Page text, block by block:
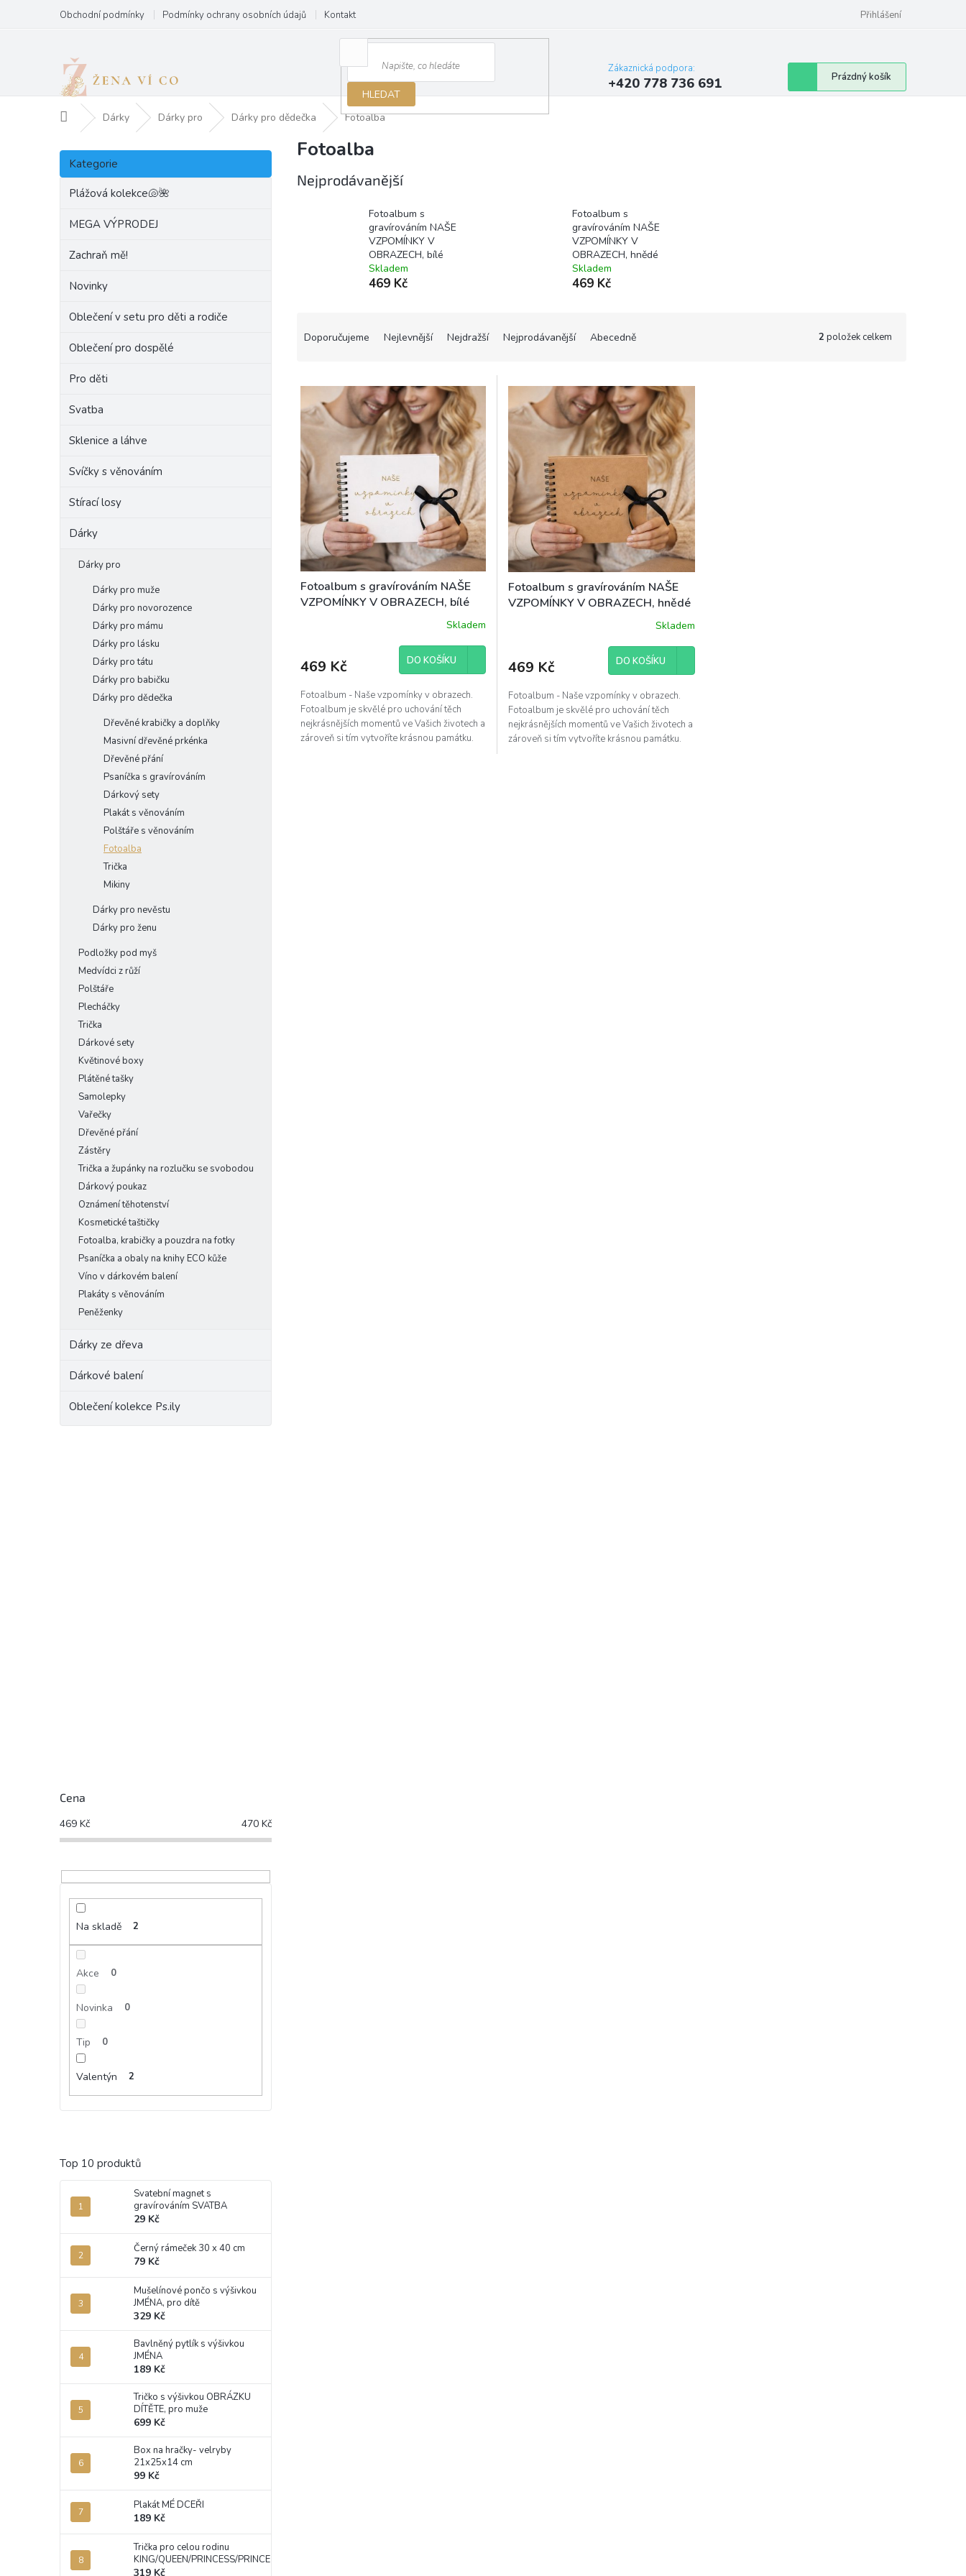
obsah
Obchodní podmínky Podmínky ochrany osobních údajů Kontakt Přihlášení
HLEDAT
Zákaznická podpora:
+420 778 736 691
Nákupní
košík
Prázdný košík
Domů Dárky Dárky pro Dárky pro dědečka Fotoalba
P
s
Přeskočit
kategorie
Kategorie
Plážová kolekce🐚🌺
MEGA VÝPRODEJ
Zachraň mě!
Novinky
Oblečení v setu pro děti a rodiče
Oblečení pro dospělé
Pro děti
Svatba
Sklenice a láhve
Svíčky s věnováním
Stírací losy
Dárky
Dárky pro
Dárky pro muže
Dárky pro novorozence
Dárky pro mámu
Dárky pro lásku
Dárky pro tátu
Dárky pro babičku
Dárky pro dědečka
Dřevěné krabičky a doplňky
Masivní dřevěné prkénka
Dřevěné přání
Psaníčka s gravírováním
Dárkový sety
Plakát s věnováním
Polštáře s věnováním
Fotoalba
Trička
Mikiny
Dárky pro nevěstu
Dárky pro ženu
Podložky pod myš
Medvídci z růží
Polštáře
Plecháčky
Trička
Dárkové sety
Květinové boxy
Plátěné tašky
Samolepky
Vařečky
Dřevěné přání
Zástěry
Trička a župánky na rozlučku se svobodou
Dárkový poukaz
Oznámení těhotenství
Kosmetické taštičky
Fotoalba, krabičky a pouzdra na fotky
Psaníčka a obaly na knihy ECO kůže
Víno v dárkovém balení
Plakáty s věnováním
Peněženky
Dárky ze dřeva
Dárkové balení
Oblečení kolekce Ps.ily
Cena
469 Kč 470 Kč
Na skladě 2
Akce 0
Novinka 0
Tip 0
Valentýn 2
Top 10 produktů
Svatební magnet s
gravírováním SVATBA
29 Kč
Černý rámeček 30 x 40 cm
79 Kč
Mušelínové pončo s výšivkou
JMÉNA, pro dítě
329 Kč
Bavlněný pytlík s výšivkou
JMÉNA
189 Kč
Tričko s výšivkou OBRÁZKU
DÍTĚTE, pro muže
699 Kč
Box na hračky- velryby
21x25x14 cm
99 Kč
Plakát MÉ DCEŘI
189 Kč
Trička pro celou rodinu
KING/QUEEN/PRINCESS/PRINCE
319 Kč
Fotoalba
Nejprodávanější
Fotoalbum s
gravírováním NAŠE
VZPOMÍNKY V
OBRAZECH, bílé
Skladem
469 Kč
Fotoalbum s
gravírováním NAŠE
VZPOMÍNKY V
OBRAZECH, hnědé
Skladem
469 Kč
n
p
r
o
d
u
t
ů
Doporučujeme Nejlevnější Nejdražší Nejprodávanější Abecedně 2 položek celkem
V
p
s
p
r
d
u
k
t
ů
Fotoalbum s gravírováním NAŠE
VZPOMÍNKY V OBRAZECH, bílé
Skladem
469 Kč DO KOŠÍKU
Fotoalbum - Naše vzpomínky v obrazech.
Fotoalbum je skvělé pro uchování těch
nejkrásnějších momentů ve Vašich životech a
zároveň si tím vytvoříte krásnou památku.
Fotoalbum s gravírováním NAŠE
VZPOMÍNKY V OBRAZECH, hnědé
Skladem
469 Kč DO KOŠÍKU
Fotoalbum - Naše vzpomínky v obrazech.
Fotoalbum je skvělé pro uchování těch
nejkrásnějších momentů ve Vašich životech a
zároveň si tím vytvoříte krásnou památku.